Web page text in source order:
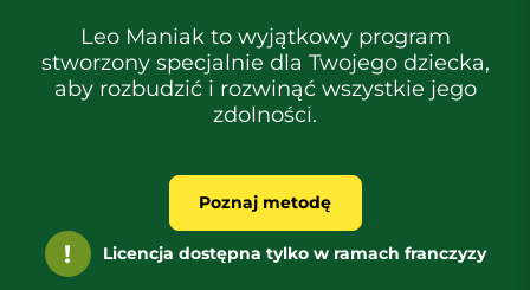
Leo Maniak to wyjątkowy program
stworzony specjalnie dla Twojego dziecka,
aby rozbudzić i rozwinąć wszystkie jego
zdolności.
Poznaj metodę
Licencja dostępna tylko w ramach franczyzy